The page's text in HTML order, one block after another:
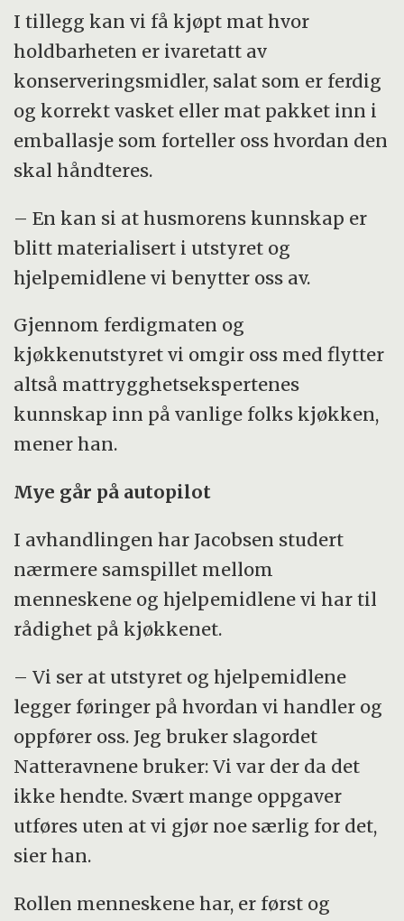
I tillegg kan vi få kjøpt mat hvor
holdbarheten er ivaretatt av
konserveringsmidler, salat som er ferdig
og korrekt vasket eller mat pakket inn i
emballasje som forteller oss hvordan den
skal håndteres.
– En kan si at husmorens kunnskap er
blitt materialisert i utstyret og
hjelpemidlene vi benytter oss av.
Gjennom ferdigmaten og
kjøkkenutstyret vi omgir oss med flytter
altså mattrygghetsekspertenes
kunnskap inn på vanlige folks kjøkken,
mener han.
Mye går på autopilot
I avhandlingen har Jacobsen studert
nærmere samspillet mellom
menneskene og hjelpemidlene vi har til
rådighet på kjøkkenet.
– Vi ser at utstyret og hjelpemidlene
legger føringer på hvordan vi handler og
oppfører oss. Jeg bruker slagordet
Natteravnene bruker: Vi var der da det
ikke hendte. Svært mange oppgaver
utføres uten at vi gjør noe særlig for det,
sier han.
Rollen menneskene har, er først og